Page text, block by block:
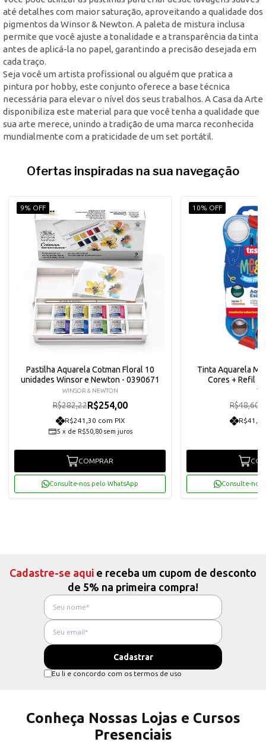
até detalhes com maior saturação, aproveitando a qualidade dos
pigmentos da Winsor & Newton. A paleta de mistura inclusa
permite que você ajuste a tonalidade e a transparência da tinta
antes de aplicá-la no papel, garantindo a precisão desejada em
cada traço.
Seja você um artista profissional ou alguém que pratica a
pintura por hobby, este conjunto oferece a base técnica
necessária para elevar o nível dos seus trabalhos. A Casa da Arte
disponibiliza este material para que você tenha a qualidade que
sua arte merece, unindo a tradição de uma marca reconhecida
mundialmente com a praticidade de um set portátil.
Ofertas inspiradas na sua navegação
9% OFF
Pastilha Aquarela Cotman Floral 10
unidades Winsor e Newton - 0390671
WINSOR & NEWTON
R$282,22R$254,00
R$241,30 com PIX
5 x de R$50,80 sem juros
COMPRAR
Consulte-nos pelo WhatsApp
10% OFF
Tinta Aquarela
Cores + Refil +
R$48,60
Consulte-nos
Cadastre-se aqui e receba um cupom de desconto
de 5% na primeira compra!
Eu li e concordo com os termos de uso
Conheça Nossas Lojas e Cursos
Presenciais